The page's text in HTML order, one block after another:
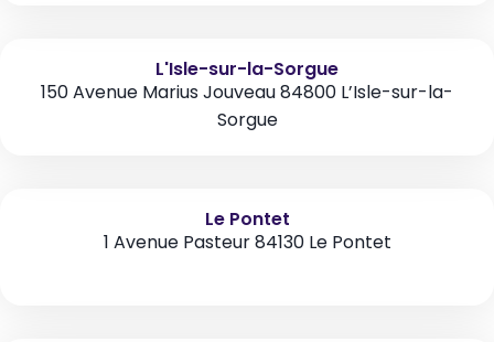
L'Isle-sur-la-Sorgue
150 Avenue Marius Jouveau 84800 L’Isle-sur-la-
Sorgue
Le Pontet
1 Avenue Pasteur 84130 Le Pontet